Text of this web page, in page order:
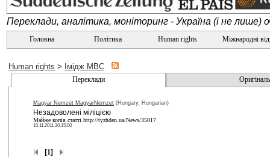
Переклади, аналітика, моніторинг - Україна (і не лише)
Головна Політика Human rights Міжнародні
Human rights > Імідж МВС
Переклади
Magyar Nemzet MagyarNemzet (Hungary, Hungarian)
Незадоволені міліцією
Майже копія статті http://tyzhden.ua/News/35017
10.11.2011 20:15:00
[1]